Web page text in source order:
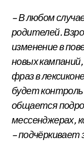
– В любом
родителей.
изменение в
новых
фраз в
будет
общается
мессенджерах,
– подчёркивает